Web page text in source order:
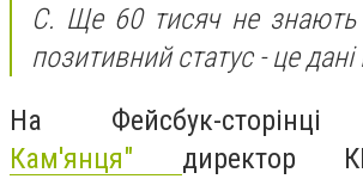
С. Ще 60 тисяч не знають
позитивний статус - це
На Фейсбук-
Кам'янця" директор